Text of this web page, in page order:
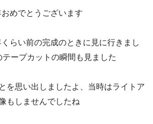
めでとうございます
らい前の完成のときに見に行きまし
テープカットの瞬間も見ました
を思い出しましたよ、当時はライトア
もしませんでしたね